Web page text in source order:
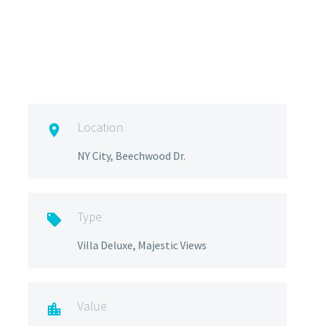
 Location
NY City, Beechwood Dr.
 Type
Villa Deluxe, Majestic Views
 Value